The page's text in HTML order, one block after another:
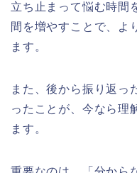
立ち止まって悩む時間
間を増やすことで、よ
ます。
また、後から振り返っ
ったことが、今なら理
ます。